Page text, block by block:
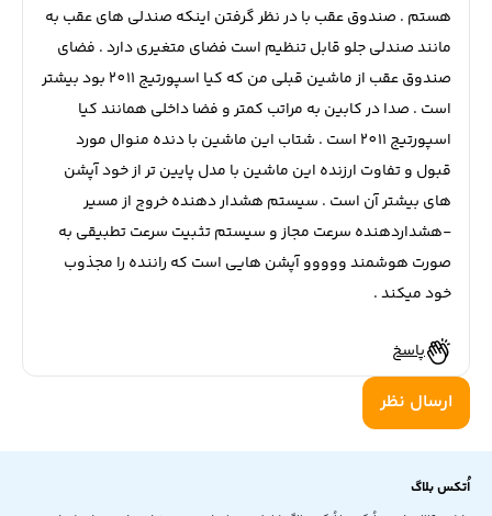
هستم . صندوق عقب با در نظر گرفتن اینکه صندلی های عقب به
مانند صندلی جلو قابل تنظیم است فضای متغیری دارد . فضای
صندوق عقب از ماشین قبلی من که کیا اسپورتیج 2011 بود بیشتر
است . صدا در کابین به مراتب کمتر و فضا داخلی همانند کیا
اسپورتیج 2011 است . شتاب این ماشین با دنده منوال مورد
قبول و تفاوت ارزنده این ماشین با مدل پایین تر از خود آپشن
های بیشتر آن است . سیستم هشدار دهنده خروج از مسیر
-هشداردهنده سرعت مجاز و سیستم تثبیت سرعت تطبیقی به
صورت هوشمند ووووو آپشن هایی است که راننده را مجذوب
خود میکند .
پاسخ
ارسال نظر
اُتکس بلاگ